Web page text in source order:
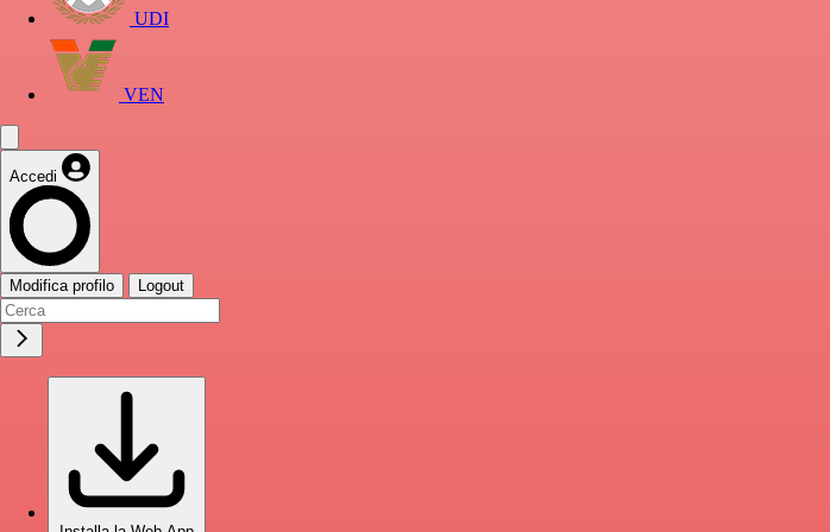
UDI
VEN
Accedi
Modifica profilo Logout